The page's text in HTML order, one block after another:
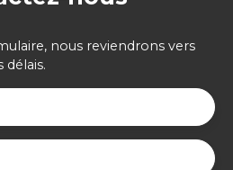
nous reviendrons vers
délais.